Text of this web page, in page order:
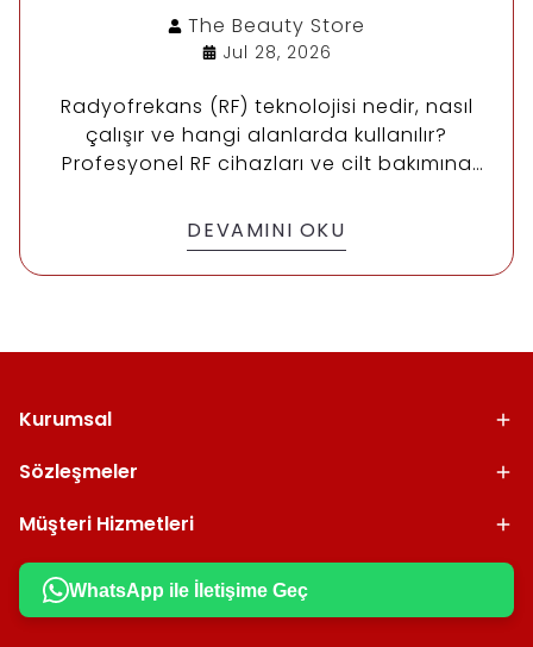
The Beauty Store
Jul 28, 2026
Radyofrekans (RF) teknolojisi nedir, nasıl
çalışır ve hangi alanlarda kullanılır?
Profesyonel RF cihazları ve cilt bakımına
DEVAMINI OKU
Kurumsal
Sözleşmeler
Müşteri Hizmetleri
WhatsApp ile İletişime Geç